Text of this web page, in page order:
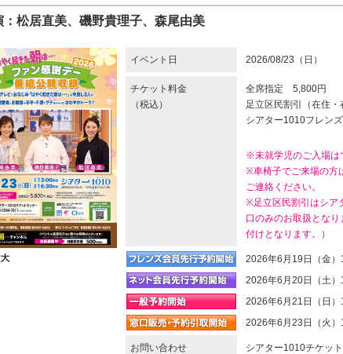
：松居直美、磯野貴理子、森尾由美
イベント日 2026/08/23（日）
チケット料金
（税込）
全席指定 5,800円
足立区民割引（在住
シアター1010フレン
※未就学児のご入場は
※車椅子でご来場の方
ご連絡ください。
※足立区民割引はシア
口のみのお取扱とな
付けとなります。）
2026年6月19日（金
2026年6月20日（土
2026年6月21日（日
2026年6月23日（火
お問い合わせ シアター1010チケッ